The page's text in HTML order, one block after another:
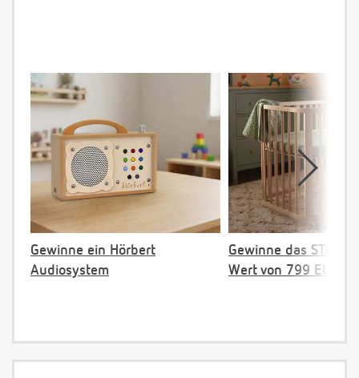
Gewinne ein Hörbert
Audiosystem
Gewinne das
Wert von 799 EUR